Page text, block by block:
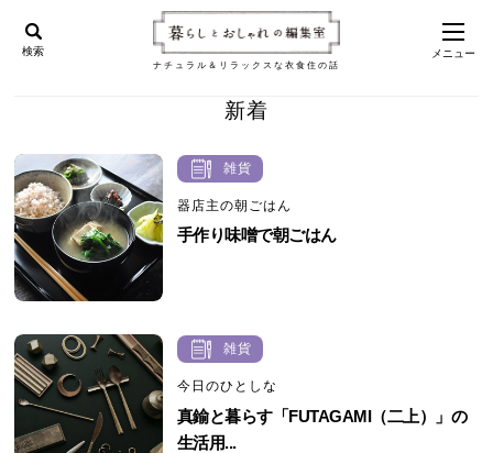
ナチュラル＆リラックスな衣食住の話
検索 メニュー
新着
雑貨
器店主の朝ごはん
手作り味噌で朝ごはん
雑貨
今日のひとしな
真鍮と暮らす「FUTAGAMI（二上）」の
生活用...